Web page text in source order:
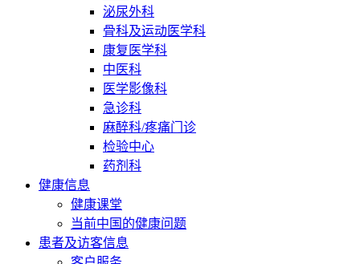
泌尿外科
骨科及运动医学科
康复医学科
中医科
医学影像科
急诊科
麻醉科/疼痛门诊
检验中心
药剂科
健康信息
健康课堂
当前中国的健康问题
患者及访客信息